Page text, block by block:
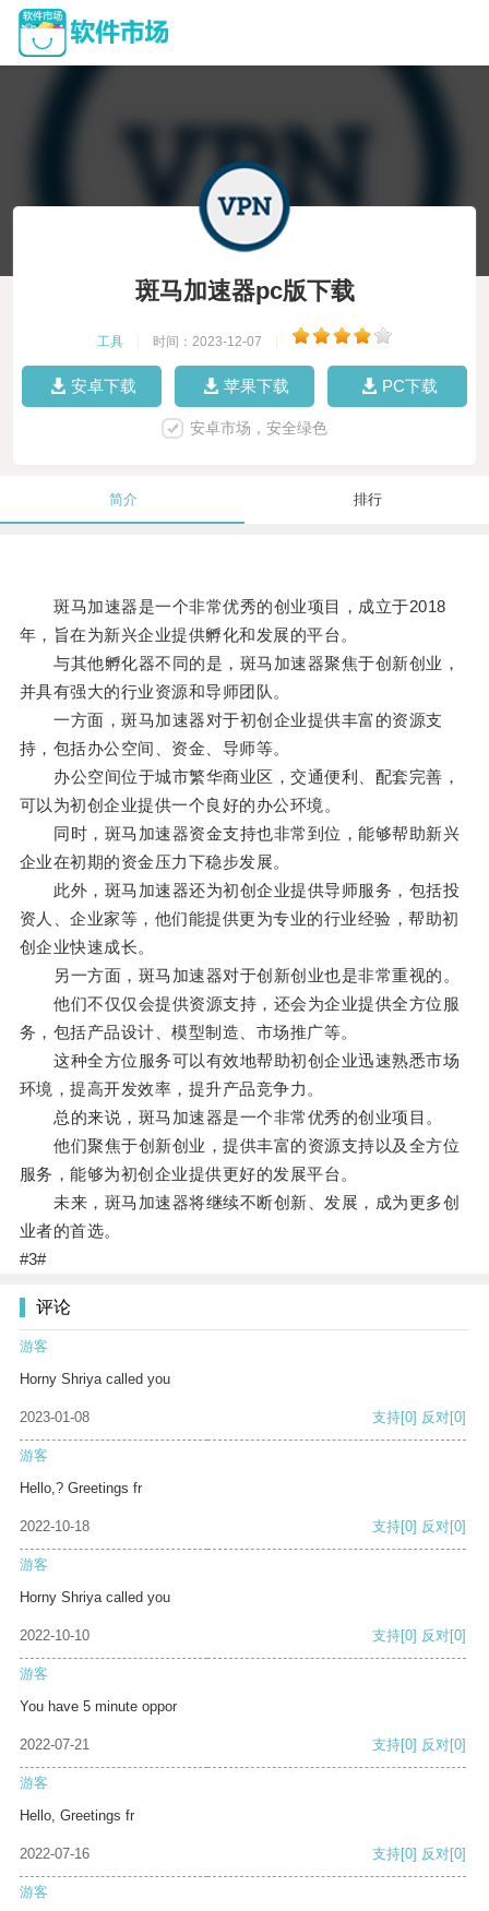
斑马加速器pc版下载
工具 时间：2023-12-07
安卓下载 苹果下载 PC下载
安卓市场，安全绿色
简介 排行
斑马加速器是一个非常优秀的创业项目，成立于2018
年，旨在为新兴企业提供孵化和发展的平台。
与其他孵化器不同的是，斑马加速器聚焦于创新创业，
并具有强大的行业资源和导师团队。
一方面，斑马加速器对于初创企业提供丰富的资源支
持，包括办公空间、资金、导师等。
办公空间位于城市繁华商业区，交通便利、配套完善，
可以为初创企业提供一个良好的办公环境。
同时，斑马加速器资金支持也非常到位，能够帮助新兴
企业在初期的资金压力下稳步发展。
此外，斑马加速器还为初创企业提供导师服务，包括投
资人、企业家等，他们能提供更为专业的行业经验，帮助初
创企业快速成长。
另一方面，斑马加速器对于创新创业也是非常重视的。
他们不仅仅会提供资源支持，还会为企业提供全方位服
务，包括产品设计、模型制造、市场推广等。
这种全方位服务可以有效地帮助初创企业迅速熟悉市场
环境，提高开发效率，提升产品竞争力。
总的来说，斑马加速器是一个非常优秀的创业项目。
他们聚焦于创新创业，提供丰富的资源支持以及全方位
服务，能够为初创企业提供更好的发展平台。
未来，斑马加速器将继续不断创新、发展，成为更多创
业者的首选。
#3#
评论
游客
Horny Shriya called you
2023-01-08 支持[0] 反对[0]
游客
Hello,? Greetings fr
2022-10-18 支持[0] 反对[0]
游客
Horny Shriya called you
2022-10-10 支持[0] 反对[0]
游客
You have 5 minute oppor
2022-07-21 支持[0] 反对[0]
游客
Hello, Greetings fr
2022-07-16 支持[0] 反对[0]
游客